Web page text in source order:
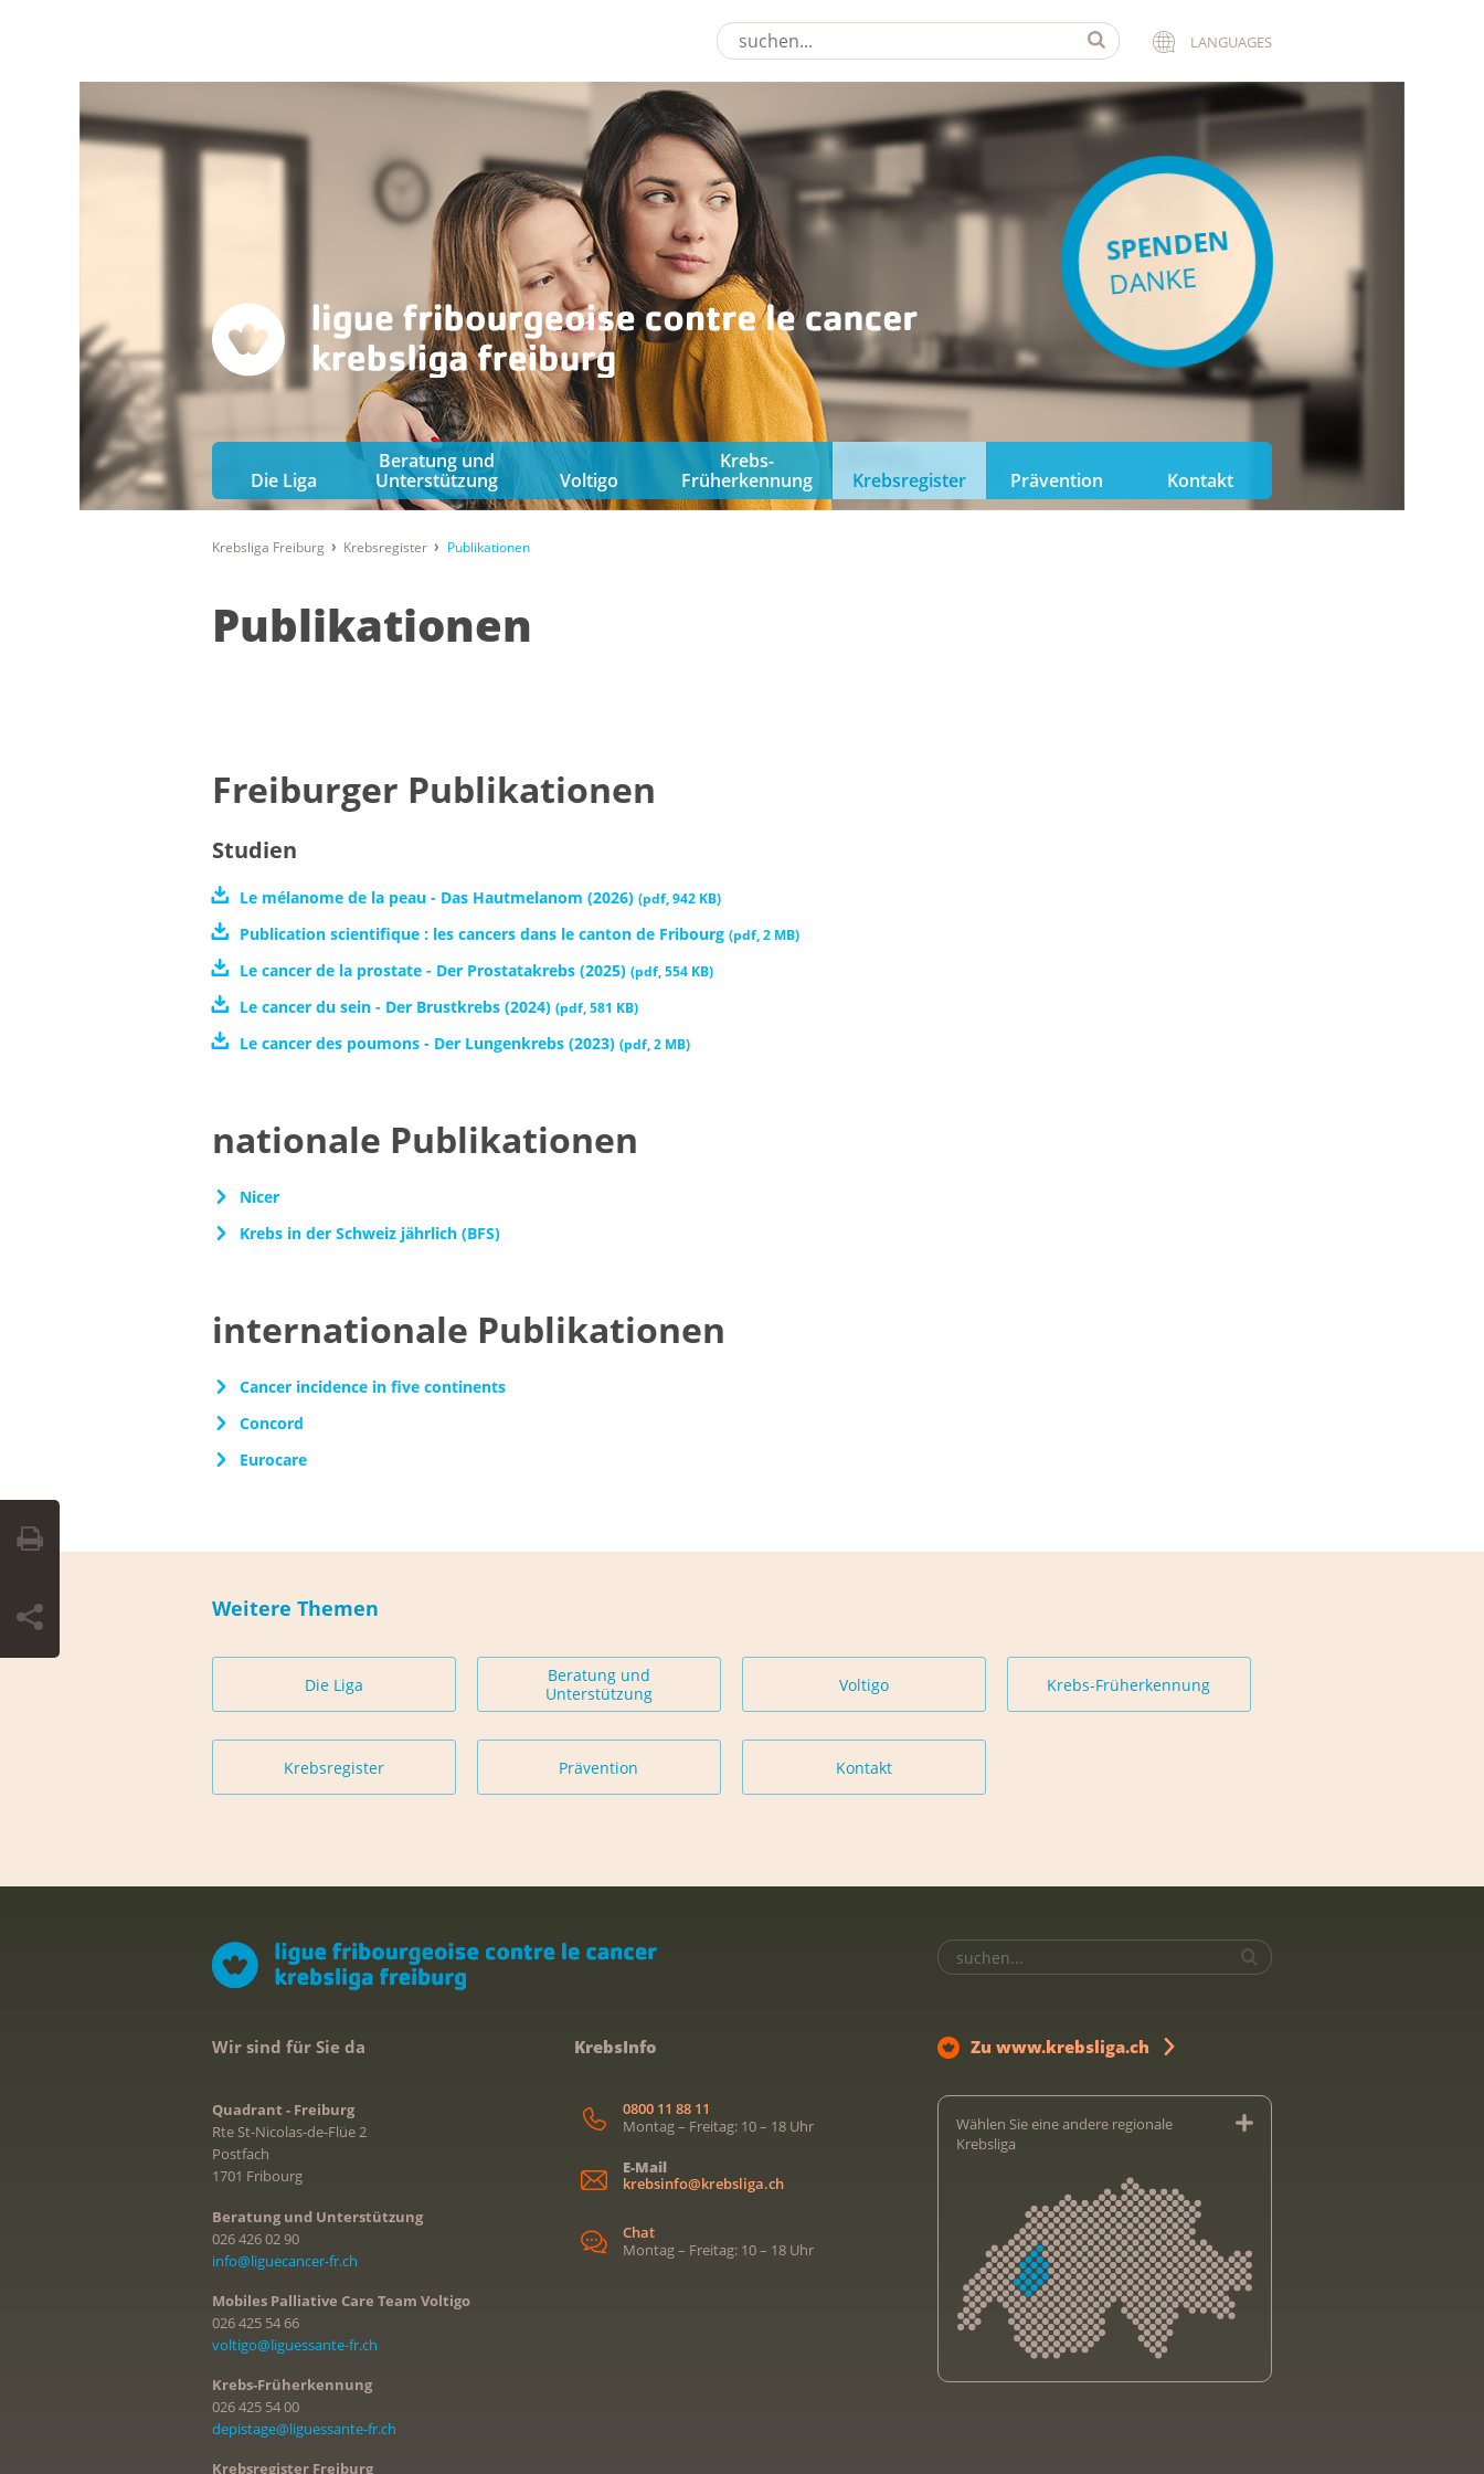
LANGUAGES
SPENDEN
DANKE
Die Liga
Beratung und
Unterstützung
Voltigo
Krebs-
Früherkennung
Krebsregister Prävention Kontakt
Krebsliga Freiburg Krebsregister Publikationen
Publikationen
Freiburger Publikationen
Studien
Le mélanome de la peau - Das Hautmelanom (2026) (pdf,942 KB)
Publication scientifique : les cancers dans le canton de Fribourg (pdf,2 MB)
Le cancer de la prostate - Der Prostatakrebs (2025) (pdf,554 KB)
Le cancer du sein - Der Brustkrebs (2024) (pdf,581 KB)
Le cancer des poumons - Der Lungenkrebs (2023) (pdf,2 MB)
nationale Publikationen
Nicer
Krebs in der Schweiz jährlich (BFS)
internationale Publikationen
Cancer incidence in five continents
Concord
Eurocare
Weitere Themen
Die Liga
Beratung und
Unterstützung
Voltigo Krebs-Früherkennung
Krebsregister Prävention Kontakt
Wir sind für Sie da
Quadrant - Freiburg
Rte St-Nicolas-de-Flüe 2
Postfach
1701 Fribourg
Beratung und Unterstützung
026 426 02 90
info@liguecancer-fr.ch
Mobiles Palliative Care Team Voltigo
026 425 54 66
voltigo@liguessante-fr.ch
Krebs-Früherkennung
026 425 54 00
depistage@liguessante-fr.ch
Krebsregister Freiburg
KrebsInfo
0800 11 88 11
Montag – Freitag: 10 – 18 Uhr
E-Mail
krebsinfo@krebsliga.ch
Chat
Montag – Freitag: 10 – 18 Uhr
Zu www.krebsliga.ch
Wählen Sie eine andere regionale
Krebsliga